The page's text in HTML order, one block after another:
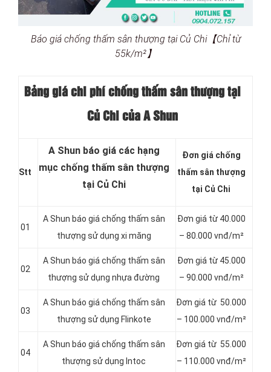
Báo giá chống thấm sân thượng tại Củ Chi【Chỉ từ
55k/m²】
Bảng giá chi phí chống thấm sân thượng tại
Củ Chi của A Shun
Stt
A Shun báo giá các hạng
mục chống thấm sân thượng
tại Củ Chi
Đơn giá chống
thấm sân thượng
tại Củ Chi
01
A Shun báo giá chống thấm sân
thượng sử dụng xi măng
Đơn giá từ 40.000
– 80.000 vnđ/m²
02
A Shun báo giá chống thấm sân
thượng sử dụng nhựa đường
Đơn giá từ 45.000
– 90.000 vnđ/m²
03
A Shun báo giá chống thấm sân
thượng sử dụng Flinkote
Đơn giá từ 50.000
– 100.000 vnđ/m²
04
A Shun báo giá chống thấm sân
thượng sử dụng Intoc
Đơn giá từ 55.000
– 110.000 vnđ/m²